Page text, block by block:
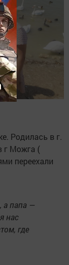
Родилась в г.
г Можга (
переехали
а папа —
нас
где